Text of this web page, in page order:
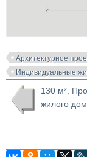
Архитектурное
Индивидуальные
130 м².
жилого